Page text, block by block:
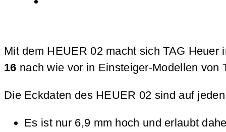
Mit dem HEUER 02 macht sich TAG
16 nach wie vor in Einsteiger-Modellen von
Die Eckdaten des HEUER 02 sind auf
Es ist nur 6,9 mm hoch und erlaubt